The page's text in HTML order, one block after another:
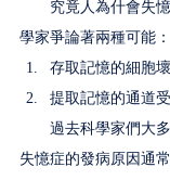
究竟人為什會失憶
學家爭論著兩種可能：
存取記憶的細胞壞
提取記憶的通道受
過去科學家們大多
失憶症的發病原因通